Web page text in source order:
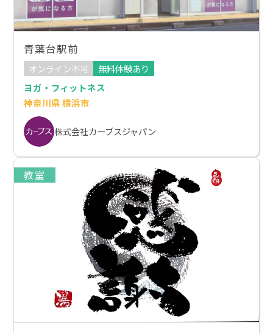
青葉台駅前
オンライン不可
無料体験あり
ヨガ・フィットネス
神奈川県 横浜市
株式会社カーブスジャパン
教室